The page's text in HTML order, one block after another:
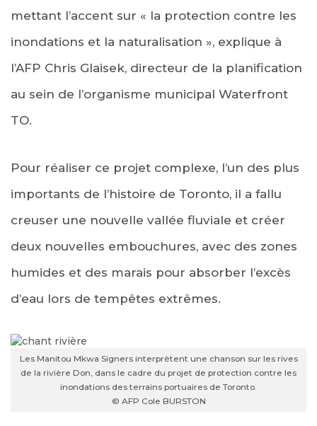
mettant l’accent sur « la protection contre les
inondations et la naturalisation », explique à
l’AFP Chris Glaisek, directeur de la planification
au sein de l’organisme municipal Waterfront
TO.
Pour réaliser ce projet complexe, l’un des plus
importants de l’histoire de Toronto, il a fallu
creuser une nouvelle vallée fluviale et créer
deux nouvelles embouchures, avec des zones
humides et des marais pour absorber l’excès
d’eau lors de tempêtes extrêmes.
Les Manitou Mkwa Signers interprètent une chanson sur les rives
de la rivière Don, dans le cadre du projet de protection contre les
inondations des terrains portuaires de Toronto.
© AFP Cole BURSTON